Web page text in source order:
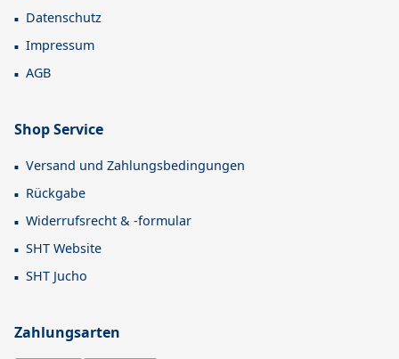
Datenschutz
Impressum
AGB
Shop Service
Versand und Zahlungsbedingungen
Rückgabe
Widerrufsrecht & -formular
SHT Website
SHT Jucho
Zahlungsarten